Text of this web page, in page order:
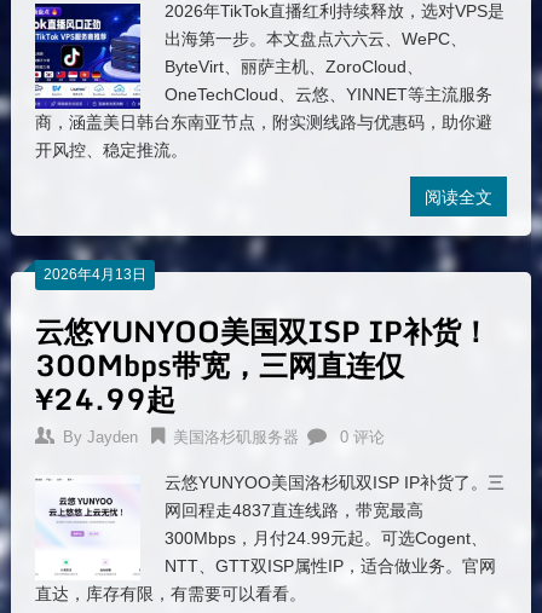
2026年TikTok直播红利持续释放，选对VPS是
出海第一步。本文盘点六六云、WePC、
ByteVirt、丽萨主机、ZoroCloud、
OneTechCloud、云悠、YINNET等主流服务
商，涵盖美日韩台东南亚节点，附实测线路与优惠码，助你避
开风控、稳定推流。
阅读全文
2026年4月13日
云悠YUNYOO美国双ISP IP补货！
300Mbps带宽，三网直连仅
¥24.99起
By Jayden 美国洛杉矶服务器 0 评论
云悠YUNYOO美国洛杉矶双ISP IP补货了。三
网回程走4837直连线路，带宽最高
300Mbps，月付24.99元起。可选Cogent、
NTT、GTT双ISP属性IP，适合做业务。官网
直达，库存有限，有需要可以看看。